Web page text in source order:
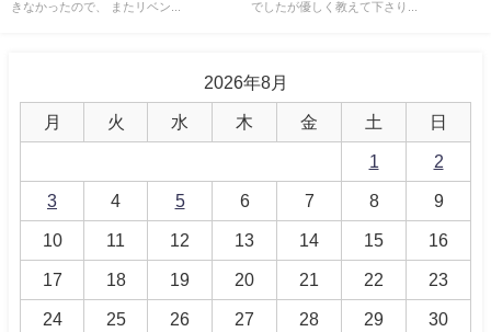
きなかったので、 またリベン...
でしたが優しく教えて下さり...
2026年8月
月 火 水 木 金 土 日
1 2
3 4 5 6 7 8 9
10 11 12 13 14 15 16
17 18 19 20 21 22 23
24 25 26 27 28 29 30